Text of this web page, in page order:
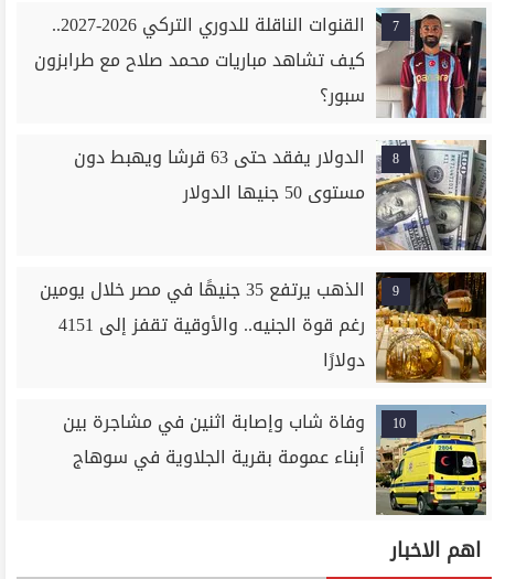
7
القنوات الناقلة للدوري التركي 2026-2027..
كيف تشاهد مباريات محمد صلاح مع طرابزون
سبور؟
8
الدولار يفقد حتى 63 قرشا ويهبط دون
مستوى 50 جنيها الدولار
9
الذهب يرتفع 35 جنيهًا في مصر خلال يومين
رغم قوة الجنيه.. والأوقية تقفز إلى 4151
دولارًا
10
وفاة شاب وإصابة اثنين في مشاجرة بين
أبناء عمومة بقرية الجلاوية في سوهاج
اهم الاخبار